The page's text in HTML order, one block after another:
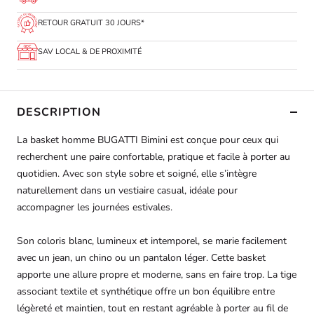
RETOUR GRATUIT 30 JOURS*
SAV LOCAL & DE PROXIMITÉ
DESCRIPTION
La basket homme BUGATTI Bimini est conçue pour ceux qui
recherchent une paire confortable, pratique et facile à porter au
quotidien. Avec son style sobre et soigné, elle s’intègre
naturellement dans un vestiaire casual, idéale pour
accompagner les journées estivales.
Son coloris blanc, lumineux et intemporel, se marie facilement
avec un jean, un chino ou un pantalon léger. Cette basket
apporte une allure propre et moderne, sans en faire trop. La tige
associant textile et synthétique offre un bon équilibre entre
légèreté et maintien, tout en restant agréable à porter au fil de